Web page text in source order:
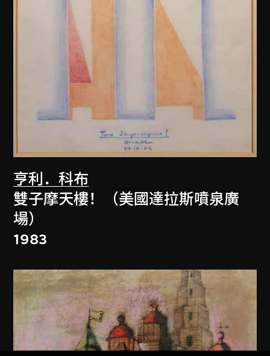
亨利．科布
雙子摩天樓！（美國達拉斯噴泉廣
場）
1983